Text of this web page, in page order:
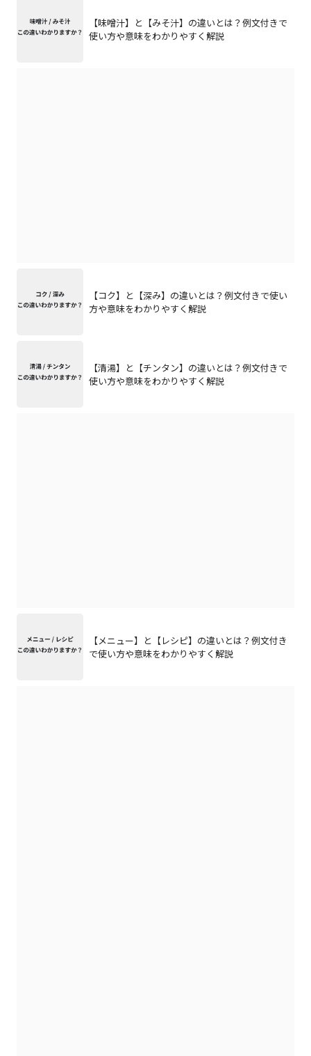
【味噌汁】と【みそ汁】の違いとは？例文付きで
使い方や意味をわかりやすく解説
【コク】と【深み】の違いとは？例文付きで使い
方や意味をわかりやすく解説
【清湯】と【チンタン】の違いとは？例文付きで
使い方や意味をわかりやすく解説
【メニュー】と【レシピ】の違いとは？例文付き
で使い方や意味をわかりやすく解説